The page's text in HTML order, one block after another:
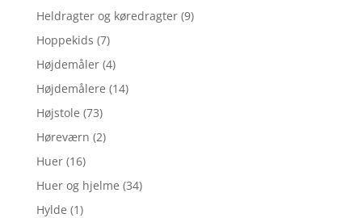
Heldragter og køredragter (9)
Hoppekids (7)
Højdemåler (4)
Højdemålere (14)
Højstole (73)
Høreværn (2)
Huer (16)
Huer og hjelme (34)
Hylde (1)